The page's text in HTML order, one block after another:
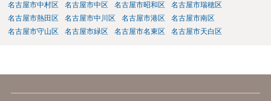
名古屋市中村区
名古屋市中区 名古屋市昭和区
名古屋市瑞穂区
名古屋市熱田区
名古屋市中川区 名古屋市港区
名古屋市南区
名古屋市守山区
名古屋市緑区 名古屋市名東区 名古屋市天白区